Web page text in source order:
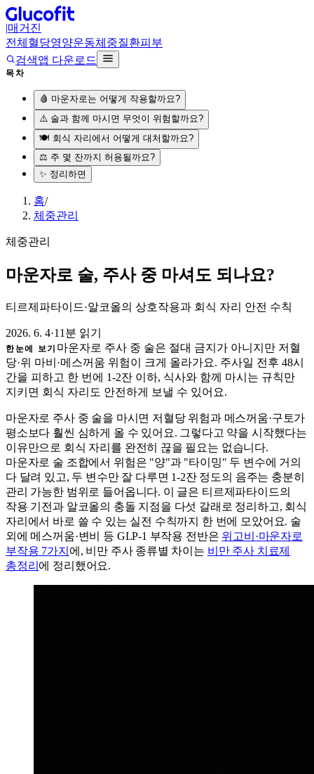
|매거진
전체 혈당영양운동체중질환피부
검색앱 다운로드
목차
🩸 마운자로는 어떻게 작용할까요?
⚠️ 술과 함께 마시면 무엇이 위험할까요?
🍽️ 회식 자리에서 어떻게 대처할까요?
⚖️ 주 몇 잔까지 허용될까요?
✨ 정리하면
홈/
체중관리
체중관리
마운자로 술, 주사 중 마셔도 되나요?
티르제파타이드·알코올의 상호작용과 회식 자리 안전 수칙
2026. 6. 4·11분 읽기
한눈에 보기 마운자로 주사 중 술은 절대 금지가 아니지만 저혈
당·위 마비·메스꺼움 위험이 크게 올라가요. 주사일 전후 48시
간을 피하고 한 번에 1-2잔 이하, 식사와 함께 마시는 규칙만
지키면 회식 자리도 안전하게 보낼 수 있어요.
마운자로 주사 중 술을 마시면 저혈당 위험과 메스꺼움·구토가
평소보다 훨씬 심하게 올 수 있어요. 그렇다고 약을 시작했다는
이유만으로 회식 자리를 완전히 끊을 필요는 없습니다.
마운자로 술 조합에서 위험은 "양"과 "타이밍" 두 변수에 거의
다 달려 있고, 두 변수만 잘 다루면 1-2잔 정도의 음주는 충분히
관리 가능한 범위로 들어옵니다. 이 글은 티르제파타이드의
작용 기전과 알코올의 충돌 지점을 다섯 갈래로 정리하고, 회식
자리에서 바로 쓸 수 있는 실전 수칙까지 한 번에 모았어요. 술
외에 메스꺼움·변비 등 GLP-1 부작용 전반은 위고비·마운자로
부작용 7가지 에, 비만 주사 종류별 차이는 비만 주사 치료제
총정리 에 정리했어요.